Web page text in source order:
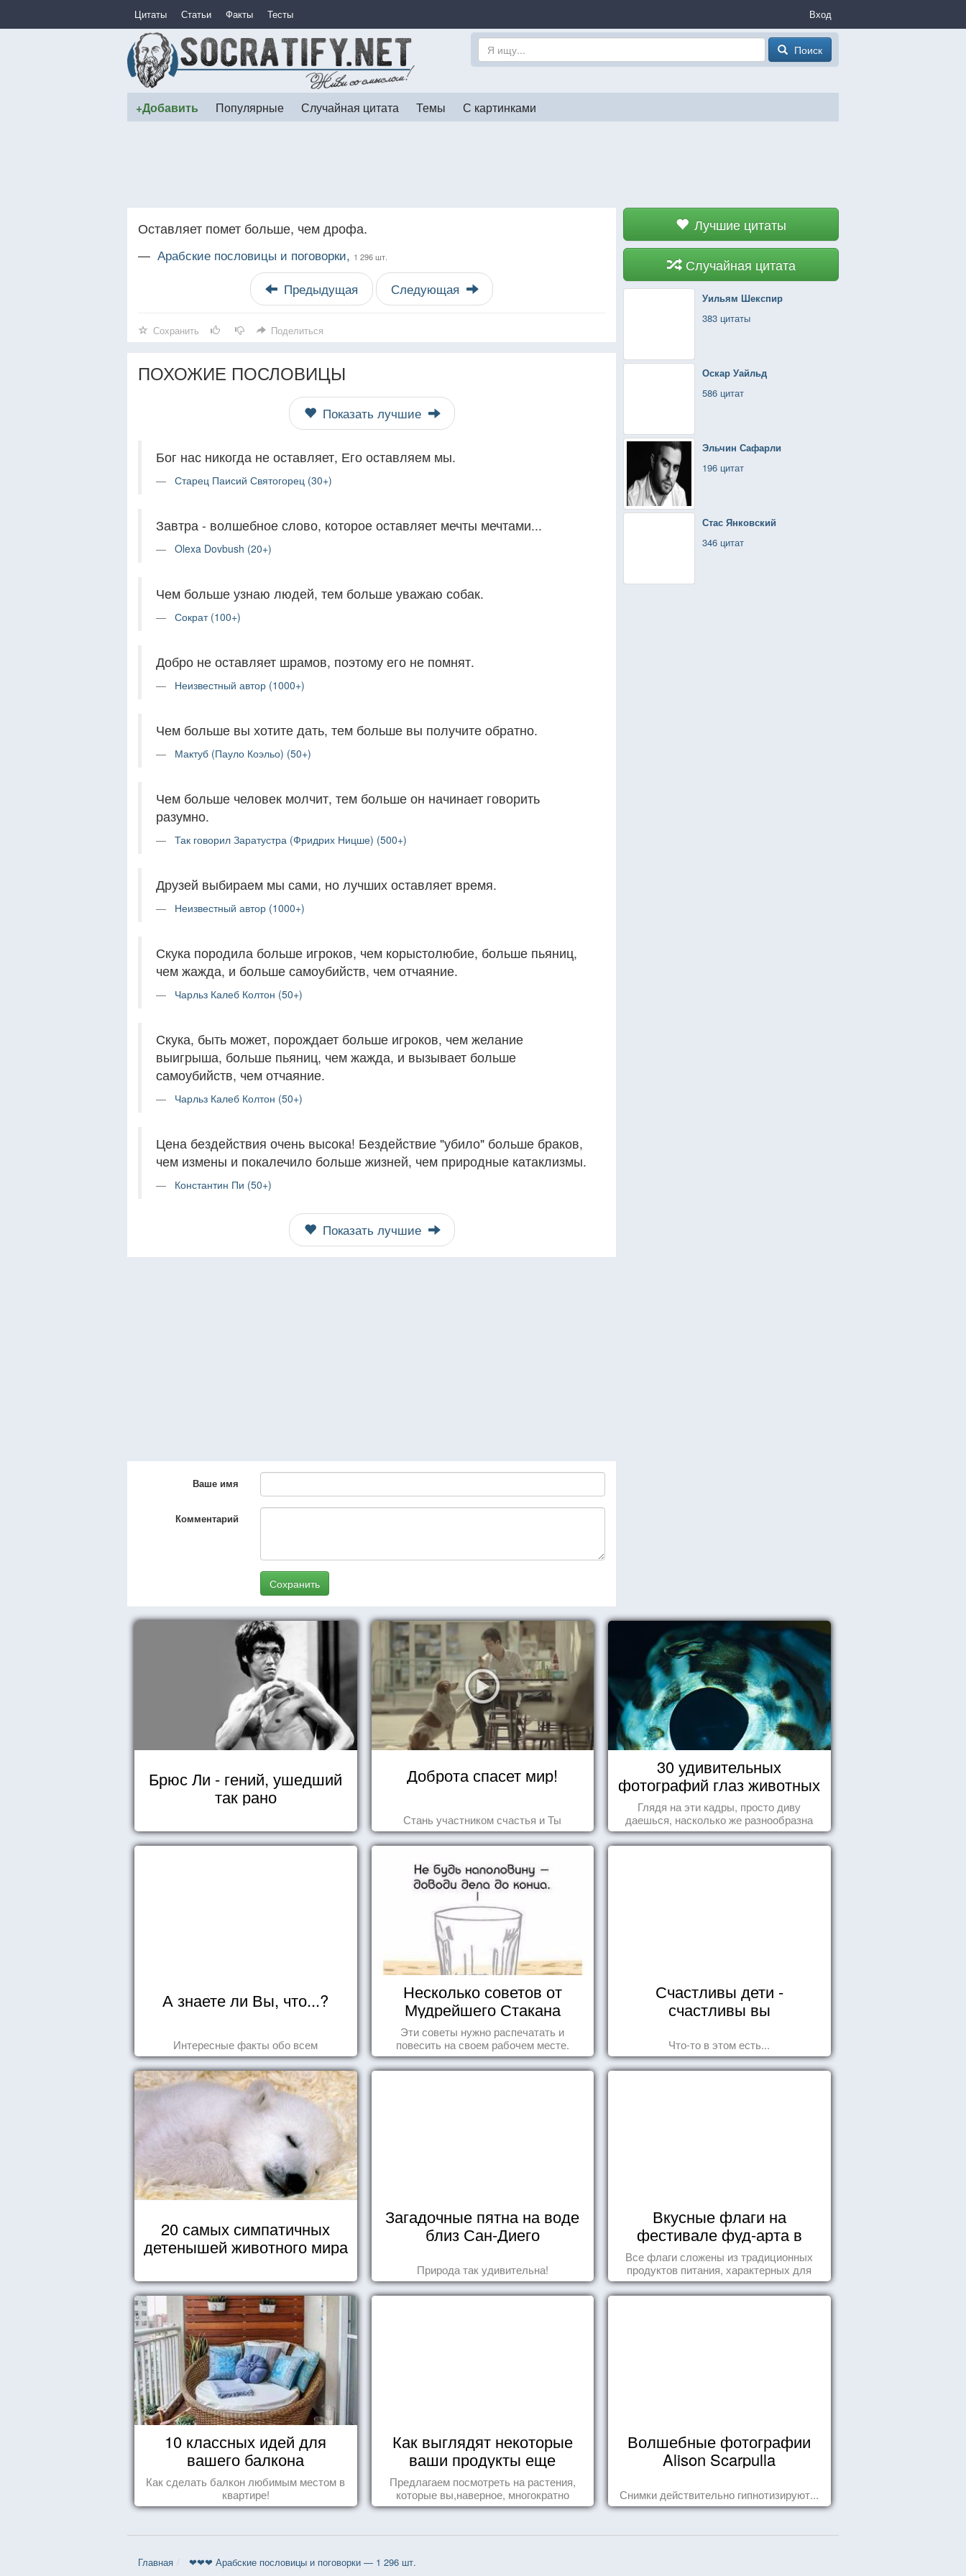
Цитаты Статьи Факты Тесты Вход
Поиск
+Добавить Популярные Случайная цитата Темы С картинками
Лучшие цитаты
Случайная цитата
Уильям Шекспир
383 цитаты
Оскар Уайльд
586 цитат
Эльчин Сафарли
196 цитат
Стас Янковский
346 цитат
Оставляет помет больше, чем дрофа.
— Арабские пословицы и поговорки, 1 296 шт.
Предыдущая Следующая
Сохранить Поделиться
ПОХОЖИЕ ПОСЛОВИЦЫ
Показать лучшие
Бог нас никогда не оставляет, Его оставляем мы.
Старец Паисий Святогорец (30+)
Завтра - волшебное слово, которое оставляет мечты мечтами...
Olexa Dovbush (20+)
Чем больше узнаю людей, тем больше уважаю собак.
Сократ (100+)
Добро не оставляет шрамов, поэтому его не помнят.
Неизвестный автор (1000+)
Чем больше вы хотите дать, тем больше вы получите обратно.
Мактуб (Пауло Коэльо) (50+)
Чем больше человек молчит, тем больше он начинает говорить
разумно.
Так говорил Заратустра (Фридрих Ницше) (500+)
Друзей выбираем мы сами, но лучших оставляет время.
Неизвестный автор (1000+)
Скука породила больше игроков, чем корыстолюбие, больше пьяниц,
чем жажда, и больше самоубийств, чем отчаяние.
Чарльз Калеб Колтон (50+)
Скука, быть может, порождает больше игроков, чем желание
выигрыша, больше пьяниц, чем жажда, и вызывает больше
самоубийств, чем отчаяние.
Чарльз Калеб Колтон (50+)
Цена бездействия очень высока! Бездействие "убило" больше браков,
чем измены и покалечило больше жизней, чем природные катаклизмы.
Константин Пи (50+)
Показать лучшие
Ваше имя
Комментарий
Сохранить
Брюс Ли - гений, ушедший
так рано
Доброта спасет мир!
Стань участником счастья и Ты
30 удивительных
фотографий глаз животных
Глядя на эти кадры, просто диву
даешься, насколько же разнообразна
природа нашего мира!
А знаете ли Вы, что...?
Интересные факты обо всем
Несколько советов от
Мудрейшего Стакана
Эти советы нужно распечатать и
повесить на своем рабочем месте.
Счастливы дети -
счастливы вы
Что-то в этом есть...
20 самых симпатичных
детенышей животного мира
Загадочные пятна на воде
близ Сан-Диего
Природа так удивительна!
Вкусные флаги на
фестивале фуд-арта в
Сиднее
Все флаги сложены из традиционных
продуктов питания, характерных для
этих стран.
10 классных идей для
вашего балкона
Как сделать балкон любимым местом в
квартире!
Как выглядят некоторые
ваши продукты еще
живыми?
Предлагаем посмотреть на растения,
которые вы,наверное, многократно
видели , но никогда не представляли
Волшебные фотографии
Alison Scarpulla
Снимки действительно гипнотизируют...
Главная ❤❤❤ Арабские пословицы и поговорки — 1 296 шт.